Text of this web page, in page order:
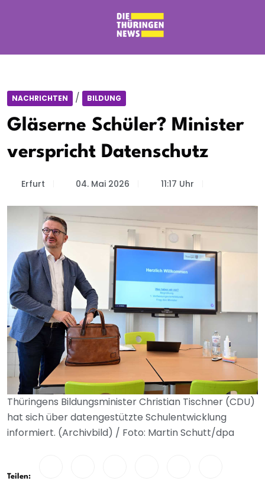
NACHRICHTEN / BILDUNG
Gläserne Schüler? Minister
verspricht Datenschutz
Erfurt 04. Mai 2026 11:17 Uhr
Thüringens Bildungsminister Christian Tischner (CDU)
hat sich über datengestützte Schulentwicklung
informiert. (Archivbild) / Foto: Martin Schutt/dpa
Teilen: